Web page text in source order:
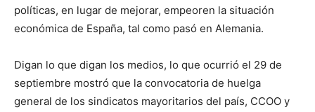
políticas, en lugar de mejorar, empeoren la situación
económica de España, tal como pasó en Alemania.
Digan lo que digan los medios, lo que ocurrió el 29 de
septiembre mostró que la convocatoria de huelga
general de los sindicatos mayoritarios del país, CCOO y